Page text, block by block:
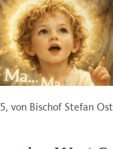
, von Bischof Stefan